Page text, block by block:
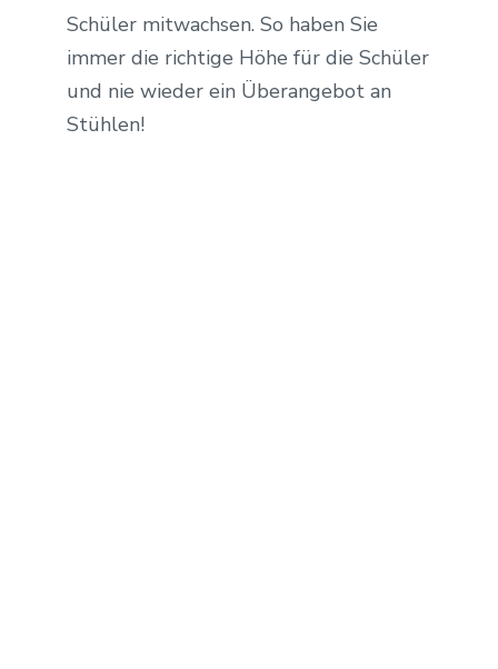
Schüler mitwachsen. So haben Sie
immer die richtige Höhe für die Schüler
und nie wieder ein Überangebot an
Stühlen!